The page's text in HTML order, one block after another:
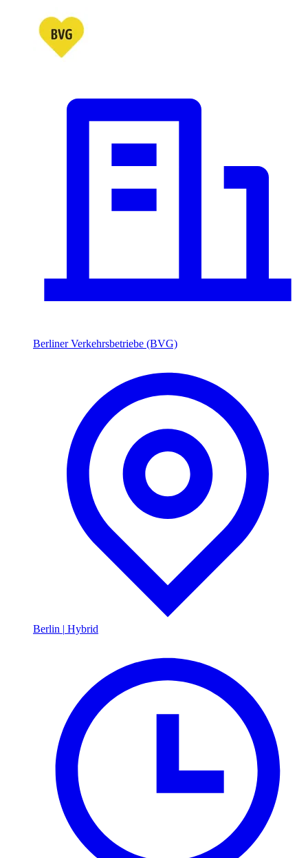
Berliner Verkehrsbetriebe (BVG)
Berlin | Hybrid